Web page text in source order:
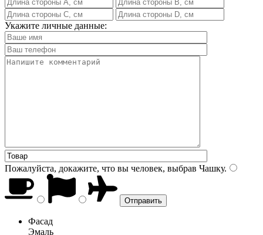
Укажите личные данные:
Пожалуйста, докажите, что вы человек, выбрав Чашку.
Фасад
Эмаль